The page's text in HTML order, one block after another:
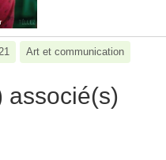
Art et communication
associé(s)